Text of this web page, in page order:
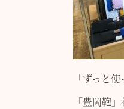
「ずっと
「豊岡鞄